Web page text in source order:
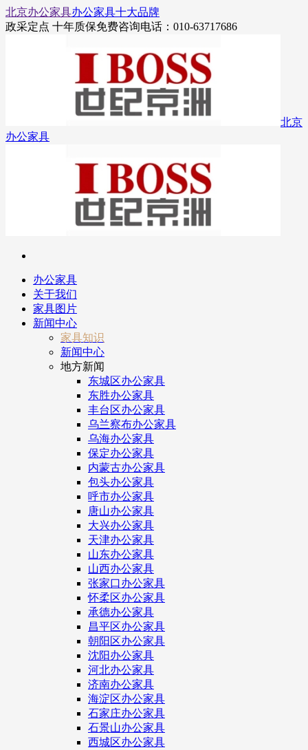
北京办公家具办公家具十大品牌
政采定点 十年质保免费咨询电话：010-63717686
北京
办公家具
办公家具
关于我们
家具图片
新闻中心
家具知识
新闻中心
地方新闻
东城区办公家具
东胜办公家具
丰台区办公家具
乌兰察布办公家具
乌海办公家具
保定办公家具
内蒙古办公家具
包头办公家具
呼市办公家具
唐山办公家具
大兴办公家具
天津办公家具
山东办公家具
山西办公家具
张家口办公家具
怀柔区办公家具
承德办公家具
昌平区办公家具
朝阳区办公家具
沈阳办公家具
河北办公家具
济南办公家具
海淀区办公家具
石家庄办公家具
石景山办公家具
西城区办公家具